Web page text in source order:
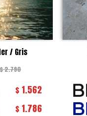
/ Gris
$2.790
$ 1.562
$ 1.786